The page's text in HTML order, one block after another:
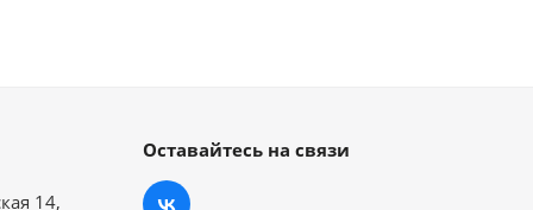
14,
Оставайтесь на связи